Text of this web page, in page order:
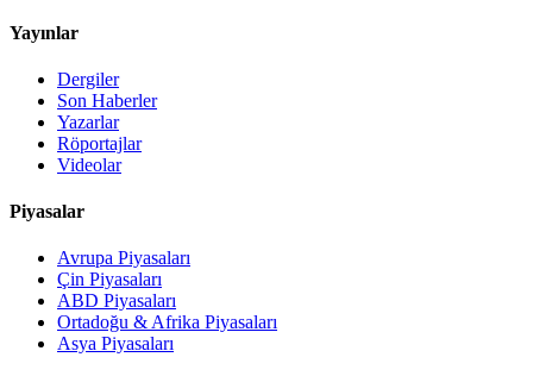
Yayınlar
Dergiler
Son Haberler
Yazarlar
Röportajlar
Videolar
Piyasalar
Avrupa Piyasaları
Çin Piyasaları
ABD Piyasaları
Ortadoğu & Afrika Piyasaları
Asya Piyasaları